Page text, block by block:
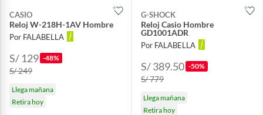
CASIO
Reloj W-218H-1AV Hombre
Por FALABELLA
S/ 129 -48%
S/ 249
Llega mañana
Retira hoy
G-SHOCK
Reloj Casio Hombre
GD1001ADR
Por FALABELLA
S/ 389.50 -50%
S/ 779
Llega mañana
Retira hoy